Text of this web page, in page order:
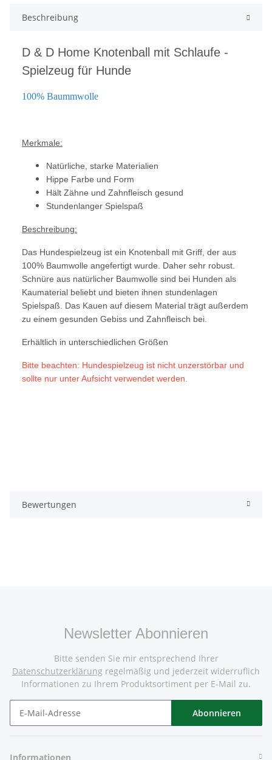
Beschreibung
D & D Home Knotenball mit Schlaufe -
Spielzeug für Hunde
100% Baummwolle
Merkmale:
Natürliche, starke Materialien
Hippe Farbe und Form
Hält Zähne und Zahnfleisch gesund
Stundenlanger Spielspaß
Beschreibung:
Das Hundespielzeug ist ein Knotenball mit Griff, der aus
100% Baumwolle angefertigt wurde. Daher sehr robust.
Schnüre aus natürlicher Baumwolle sind bei Hunden als
Kaumaterial beliebt und bieten ihnen stundenlagen
Spielspaß. Das Kauen auf diesem Material trägt außerdem
zu einem gesunden Gebiss und Zahnfleisch bei.
Erhältlich in unterschiedlichen Größen
Bitte beachten: Hundespielzeug ist nicht unzerstörbar und
sollte nur unter Aufsicht verwendet werden.
Bewertungen
Newsletter Abonnieren
Bitte senden Sie mir entsprechend Ihrer
Datenschutzerklärung regelmäßig und jederzeit widerruflich
Informationen zu Ihrem Produktsortiment per E-Mail zu.
Abonnieren
Informationen